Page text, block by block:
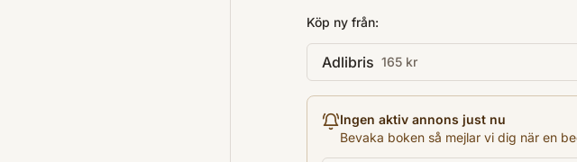
Köp ny från:
Adlibris 165 kr
Ingen aktiv annons just nu
Bevaka boken så mejlar vi dig när en